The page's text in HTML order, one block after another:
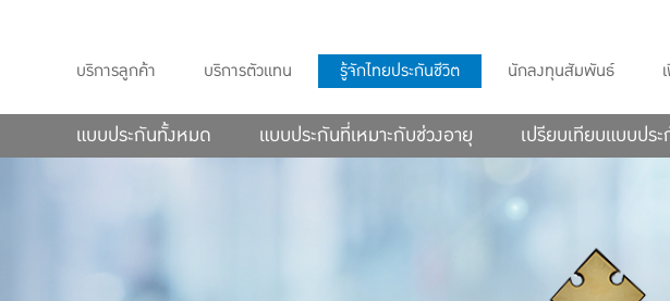
บริการลูกค้า บริการตัวแทน รู้จักไทยประกันชีวิต นักลงทุนสัมพันธ์
แบบประกันทั้งหมด แบบประกันที่เหมาะกับช่วงอายุ เปรียบเทียบแบบปร